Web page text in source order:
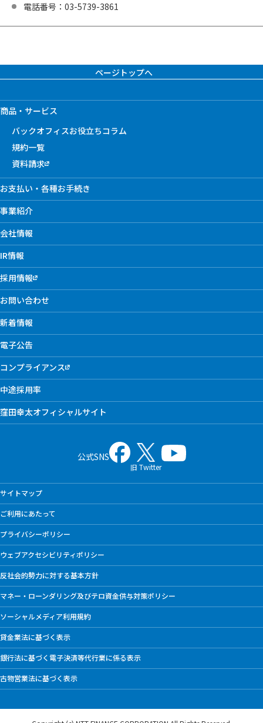
電話番号：03-5739-3861
ページトップへ
商品・サービス
バックオフィスお役立ちコラム
規約一覧
資料請求
お支払い・各種お手続き
事業紹介
会社情報
IR情報
採用情報
お問い合わせ
新着情報
電子公告
コンプライアンス
中途採用率
窪田幸太オフィシャルサイト
公式SNS
旧 Twitter
サイトマップ
ご利用にあたって
プライバシーポリシー
ウェブアクセシビリティポリシー
反社会的勢力に対する基本方針
マネー・ローンダリング及びテロ資金供与対策ポリシー
ソーシャルメディア利用規約
貸金業法に基づく表示
銀行法に基づく電子決済等代行業に係る表示
古物営業法に基づく表示